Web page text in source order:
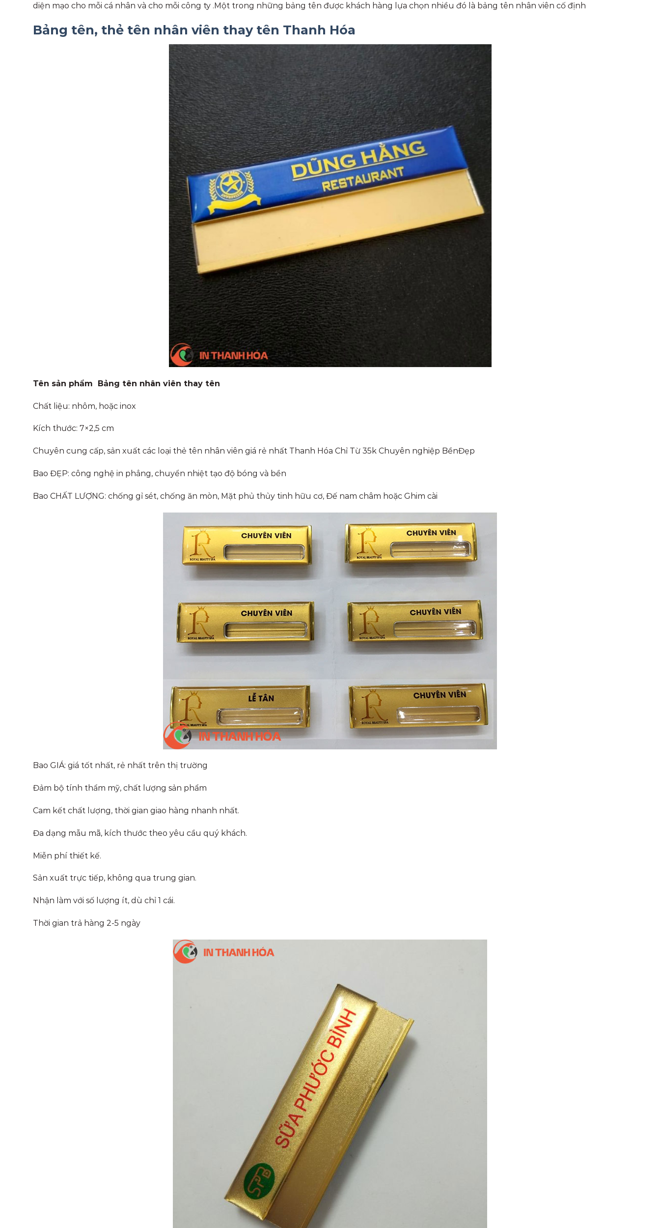
diện mạo cho mỗi cá nhân và cho mỗi công ty .Một trong những bảng tên được khách hàng lựa chọn nhiều đó là bảng tên nhân viên cố định
Bảng tên, thẻ tên nhân viên thay tên Thanh Hóa
Tên sản phẩm Bảng tên nhân viên thay tên
Chất liệu: nhôm, hoặc inox
Kích thước: 7×2,5 cm
Chuyên cung cấp, sản xuất các loại thẻ tên nhân viên giá rẻ nhất Thanh Hóa Chỉ Từ 35k Chuyên nghiệp BềnĐẹp
Bao ĐẸP: công nghệ in phẳng, chuyển nhiệt tạo độ bóng và bền
Bao CHẤT LƯỢNG: chống gỉ sét, chống ăn mòn, Mặt phủ thủy tinh hữu cơ, Đế nam châm hoặc Ghim cài
Bao GIÁ: giá tốt nhất, rẻ nhất trên thị trường
Đảm bộ tính thẩm mỹ, chất lượng sản phẩm
Cam kết chất lượng, thời gian giao hàng nhanh nhất.
Đa dạng mẫu mã, kích thước theo yêu cầu quý khách.
Miễn phí thiết kế.
Sản xuất trực tiếp, không qua trung gian.
Nhận làm với số lượng ít, dù chỉ 1 cái.
Thời gian trả hàng 2-5 ngày